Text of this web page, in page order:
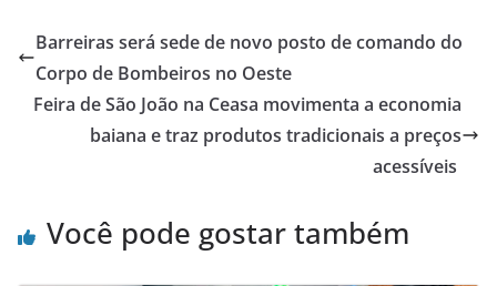
Barreiras será sede de novo posto de comando do
Corpo de Bombeiros no Oeste
Feira de São João na Ceasa movimenta a economia
baiana e traz produtos tradicionais a preços
acessíveis
Você pode gostar também